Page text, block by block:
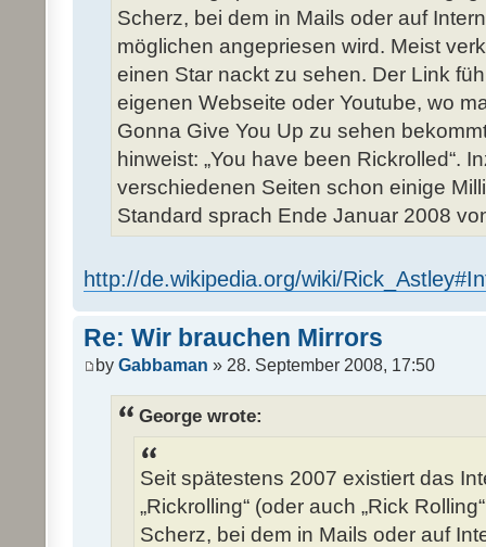
Scherz, bei dem in Mails oder auf
möglichen angepriesen wird. Meist
einen Star nackt zu sehen. Der Link
eigenen Webseite oder Youtube, wo
Gonna Give You Up zu sehen
hinweist: „You have been Rickrolled“.
verschiedenen Seiten schon einige
Standard sprach Ende Januar 2008
http://de.wikipedia.org/wiki/
Re: Wir brauchen Mirrors
by Gabbaman » 28. September 2008, 17:50
George wrote:
Seit spätestens 2007 existiert das
„Rickrolling“ (oder auch „Rick
Scherz, bei dem in Mails oder auf